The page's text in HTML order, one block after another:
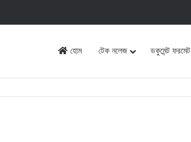
হোম টেক নলেজ ডকুমেন্ট ফরমেট